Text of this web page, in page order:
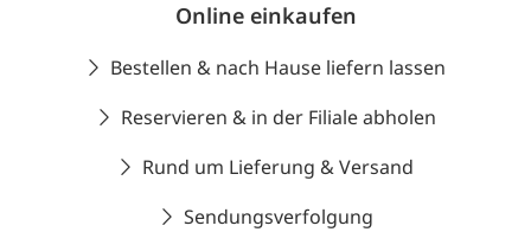
Online einkaufen
Bestellen & nach Hause liefern lassen
Reservieren & in der Filiale abholen
Rund um Lieferung & Versand
Sendungsverfolgung